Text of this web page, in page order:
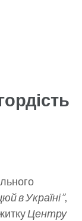
в Україні”,
Центру